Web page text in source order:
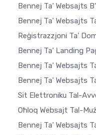
Bennej Ta' Websajts
Bennej Ta' Websajts
Reġistrazzjoni Ta'
Bennej Ta' Landing
Bennej Ta' Websajts
Bennej Ta' Websajts
Sit Elettroniku Tal-
Oħloq Websajt Tal-
Bennej Ta' Websajts